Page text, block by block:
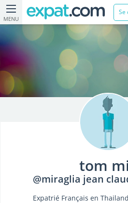
MENU
Se
tom
@miraglia jean
Expatrié Français en